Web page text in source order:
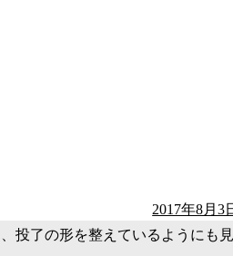
2017年8月3
投了の形を整えているようにも見